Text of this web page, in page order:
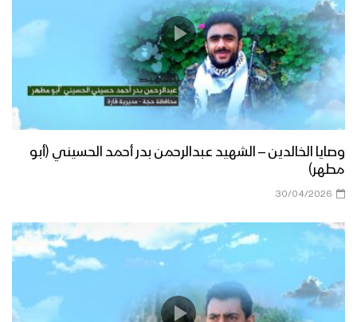
وصايا الخالدين – الشهيد عبدالرحمن بدر أحمد الحسيني (أبو
مطهر)
30/04/2026